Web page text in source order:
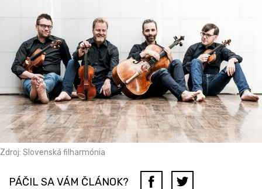
Zdroj: Slovenská filharmónia
PÁČIL SA VÁM ČLÁNOK?